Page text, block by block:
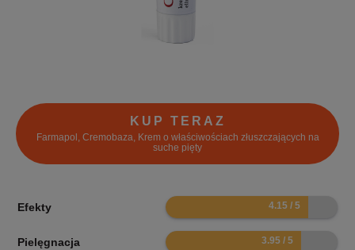
KUP TERAZ
Farmapol, Cremobaza, Krem o właściwościach złuszczających na
suche pięty
Efekty 8.3
Pielęgnacja 7.9